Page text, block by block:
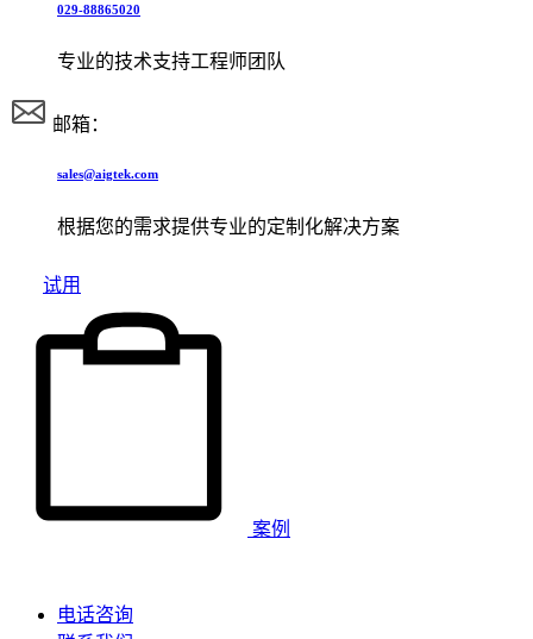
029-88865020
专业的技术支持工程师团队
邮箱：
sales@aigtek.com
根据您的需求提供专业的定制化解决方案
试用
案例
电话咨询